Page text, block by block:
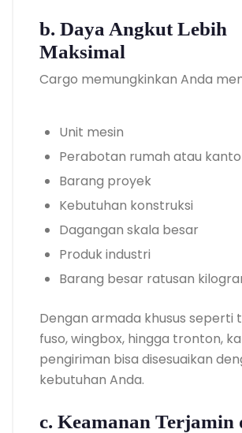
b. Daya Angkut Lebih
Maksimal
Cargo memungkinkan Anda
Unit mesin
Perabotan rumah atau
Barang proyek
Kebutuhan konstruksi
Dagangan skala besar
Produk industri
Barang besar ratusan
Dengan armada khusus seperti
fuso, wingbox, hingga tronton,
pengiriman bisa disesuaikan
kebutuhan Anda.
c. Keamanan Terjamin